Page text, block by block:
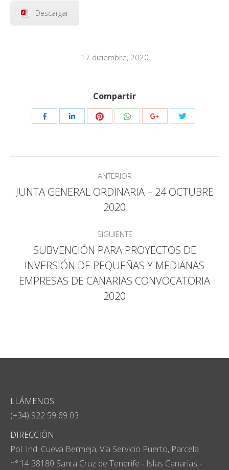
Descargar
17 diciembre, 2020
Compartir
CompartirCompartirCompartirCompartir CompartirCompartir
Navegación
entre
publicaciones
ANTERIOR
Publicación
anterior:
JUNTA GENERAL ORDINARIA – 24 OCTUBRE
2020
SIGUIENTE
Publicación
siguiente:
SUBVENCIÓN PARA PROYECTOS DE
INVERSIÓN DE PEQUEÑAS Y MEDIANAS
EMPRESAS DE CANARIAS CONVOCATORIA
2020
LLÁMENOS
(+34) 922 59 69 03
DIRECCIÓN
Pol. Ind. Cueva Bermeja, Vía Servicio Puerto, Parcela
n°.14 38180 Santa Cruz de Tenerife - Islas Canarias -